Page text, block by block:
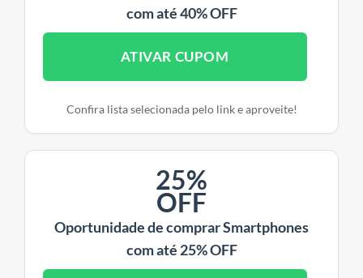
com até 40% OFF
ATIVAR CUPOM
Confira lista selecionada pelo link e aproveite!
25%
OFF
Oportunidade de comprar Smartphones
com até 25% OFF